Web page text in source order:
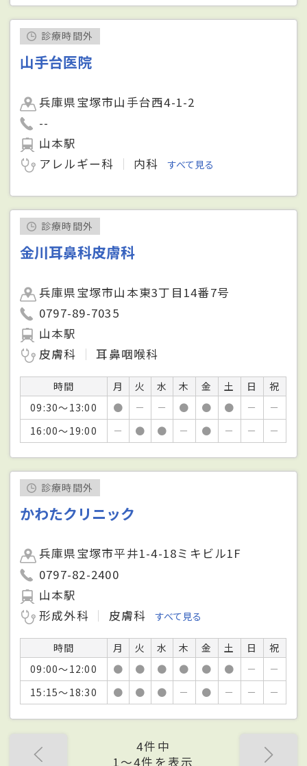
診療時間外
山手台医院
兵庫県宝塚市山手台西4-1-2
--
山本駅
アレルギー科
内科 すべて見る
診療時間外
金川耳鼻科皮膚科
兵庫県宝塚市山本東3丁目14番7号
0797-89-7035
山本駅
皮膚科
耳鼻咽喉科
時間 月 火 水 木 金 土 日
祝
09:30～13:00
● － － ● ● ● －
－
16:00～19:00
－ ● ● － ● － － －
診療時間外
かわたクリニック
兵庫県宝塚市平井1-4-18ミキビル1F
0797-82-2400
山本駅
形成外科
皮膚科 すべて見る
時間 月 火 水 木 金 土 日
祝
09:00～12:00
● ● ● ● ● ● －
－
15:15～18:30
● ● ● － ● － － －
4件中
1〜4件を表示